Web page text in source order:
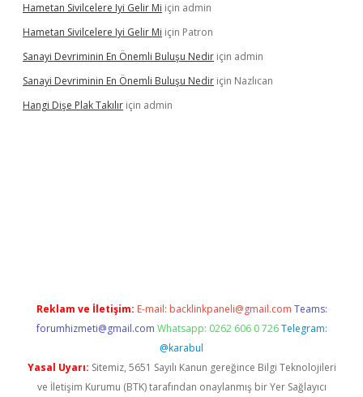
Hametan Sivilcelere Iyi Gelir Mi için admin
Hametan Sivilcelere Iyi Gelir Mi için Patron
Sanayi Devriminin En Önemli Buluşu Nedir için admin
Sanayi Devriminin En Önemli Buluşu Nedir için Nazlıcan
Hangi Dişe Plak Takılır için admin
Reklam ve İletişim: E-mail: backlinkpaneli@gmail.com Teams:
forumhizmeti@gmail.com Whatsapp: 0262 606 0 726 Telegram:
@karabul
Yasal Uyarı: Sitemiz, 5651 Sayılı Kanun gereğince Bilgi Teknolojileri
ve İletişim Kurumu (BTK) tarafından onaylanmış bir Yer Sağlayıcı